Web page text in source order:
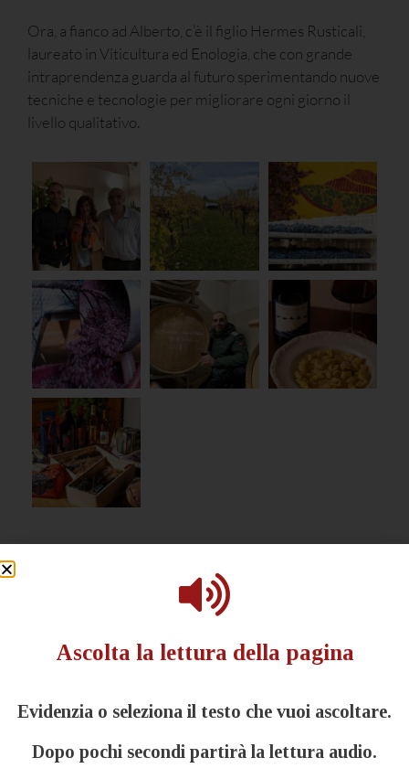
Ora, a fianco ad Alberto, c’è il figlio Hermes Rusticali,
laureato in Viticultura ed Enologia, che con grande
intraprendenza guarda al futuro sperimentando nuove
tecniche e tecnologie per migliorare ogni giorno il
livello qualitativo.
Ascolta la lettura della pagina
Evidenzia o seleziona il testo che vuoi ascoltare.
Dopo pochi secondi partirà la lettura audio.